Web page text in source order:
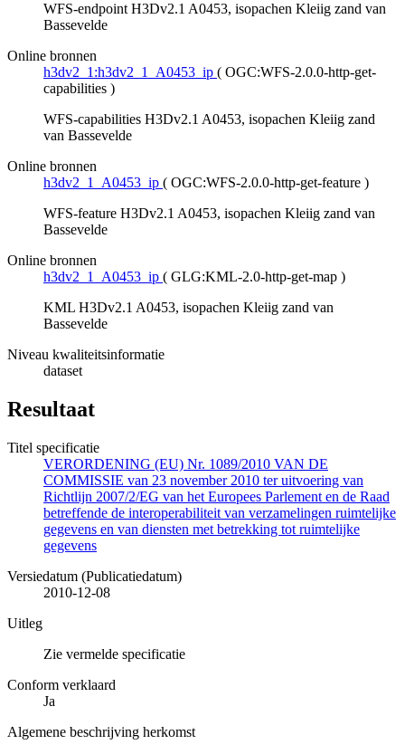
WFS-endpoint H3Dv2.1 A0453, isopachen Kleiig zand van
Bassevelde
Online bronnen
h3dv2_1:h3dv2_1_A0453_ip ( OGC:WFS-2.0.0-http-get-
capabilities )
WFS-capabilities H3Dv2.1 A0453, isopachen Kleiig zand
van Bassevelde
Online bronnen
h3dv2_1_A0453_ip ( OGC:WFS-2.0.0-http-get-feature )
WFS-feature H3Dv2.1 A0453, isopachen Kleiig zand van
Bassevelde
Online bronnen
h3dv2_1_A0453_ip ( GLG:KML-2.0-http-get-map )
KML H3Dv2.1 A0453, isopachen Kleiig zand van
Bassevelde
Niveau kwaliteitsinformatie
dataset
Resultaat
Titel specificatie
VERORDENING (EU) Nr. 1089/2010 VAN DE
COMMISSIE van 23 november 2010 ter uitvoering van
Richtlijn 2007/2/EG van het Europees Parlement en de Raad
betreffende de interoperabiliteit van verzamelingen ruimtelijke
gegevens en van diensten met betrekking tot ruimtelijke
gegevens
Versiedatum (Publicatiedatum)
2010-12-08
Uitleg
Zie vermelde specificatie
Conform verklaard
Ja
Algemene beschrijving herkomst